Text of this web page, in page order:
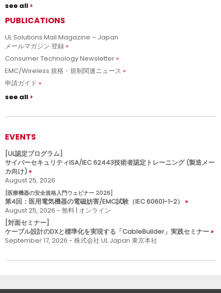
see all
PUBLICATIONS
UL Solutions Mail Magazine – Japan
メールマガジン 登録
Consumer Technology Newsletter
EMC/Wireless 規格・規制関連ニュース
申請ガイド
see all
EVENTS
[UL認定プログラム]
サイバーセキュリティISA/IEC 62443技術者認定トレーニング (製造メー
カ向け)
August 25, 2026
[医療機器の安全規格入門ウェビナー 2026]
第4回：医用電気機器の電磁妨害/EMC試験（IEC 60601-1-2）
August 25, 2026 - 無料 | オンライン
[対面セミナー]
ケーブル設計のDXと標準化を実現する「CableBuilder」実践セミナー
September 17, 2026 - 株式会社 UL Japan 東京本社